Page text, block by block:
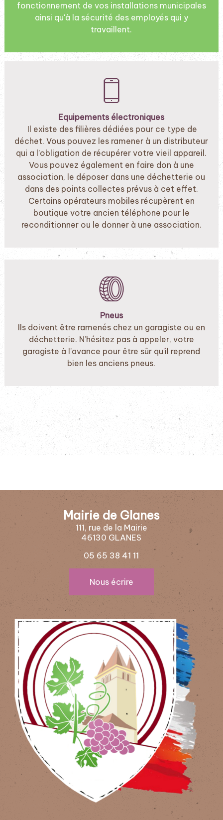
fonctionnement de vos installations municipales
ainsi qu'à la sécurité des employés qui y
travaillent.
Equipements électroniques
Il existe des filières dédiées pour ce type de
déchet. Vous pouvez les ramener à un distributeur
qui a l’obligation de récupérer votre vieil appareil.
Vous pouvez également en faire don à une
association, le déposer dans une déchetterie ou
dans des points collectes prévus à cet effet.
Certains opérateurs mobiles récupèrent en
boutique votre ancien téléphone pour le
reconditionner ou le donner à une association.
Pneus
Ils doivent être ramenés chez un garagiste ou en
déchetterie. N’hésitez pas à appeler, votre
garagiste à l’avance pour être sûr qu’il reprend
bien les anciens pneus.
Mairie de Glanes
111, rue de la Mairie
46130 GLANES
05 65 38 41 11
Nous écrire